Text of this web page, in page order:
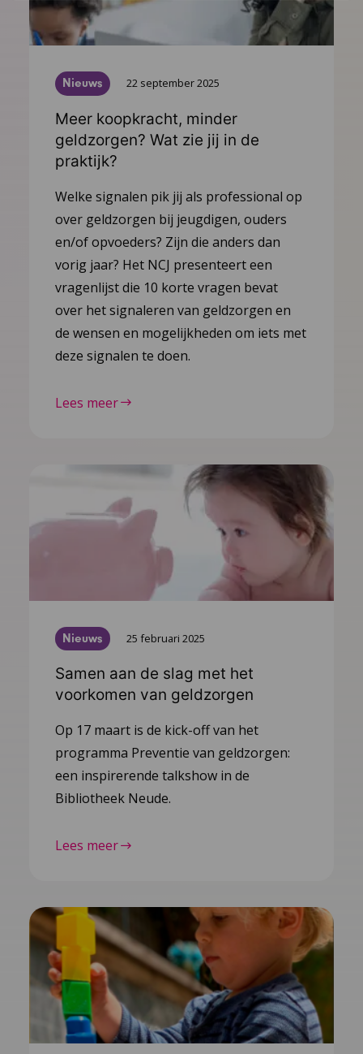
Nieuws 22 september 2025
Meer koopkracht, minder
geldzorgen? Wat zie jij in de
praktijk?
Welke signalen pik jij als professional op
over geldzorgen bij jeugdigen, ouders
en/of opvoeders? Zijn die anders dan
vorig jaar? Het NCJ presenteert een
vragenlijst die 10 korte vragen bevat
over het signaleren van geldzorgen en
de wensen en mogelijkheden om iets met
deze signalen te doen.
Lees meer
Nieuws 25 februari 2025
Samen aan de slag met het
voorkomen van geldzorgen
Op 17 maart is de kick-off van het
programma Preventie van geldzorgen:
een inspirerende talkshow in de
Bibliotheek Neude.
Lees meer